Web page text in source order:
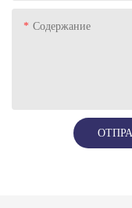
Содержание